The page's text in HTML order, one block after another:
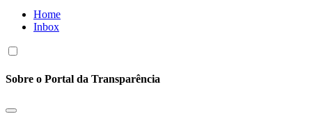
Home
Inbox
Sobre o Portal da Transparência